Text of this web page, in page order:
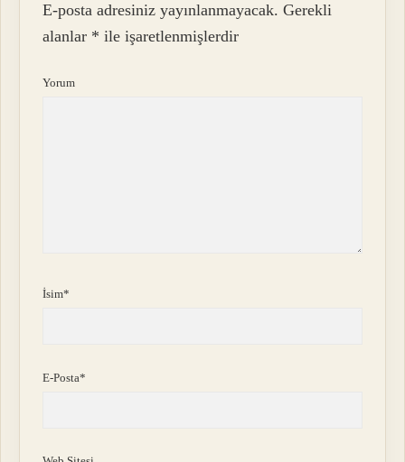
E-posta adresiniz yayınlanmayacak. Gerekli
alanlar * ile işaretlenmişlerdir
Yorum
İsim*
E-Posta*